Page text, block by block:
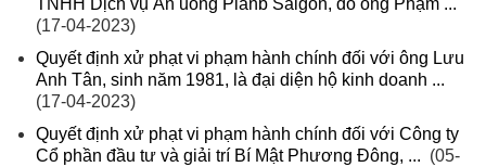
TNHH Dịch vụ Ăn uống Planb Saigon, do ông Phạm ...
(17-04-2023)
Quyết định xử phạt vi phạm hành chính đối với ông Lưu
Anh Tân, sinh năm 1981, là đại diện hộ kinh doanh ...
(17-04-2023)
Quyết định xử phạt vi phạm hành chính đối với Công ty
Cổ phần đầu tư và giải trí Bí Mật Phương Đông, ... (05-